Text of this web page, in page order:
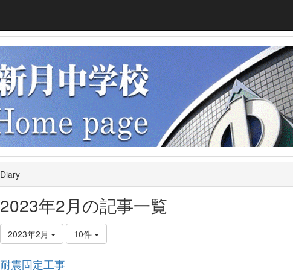
Diary
2023年2月の記事一覧
2023年2月 10件
耐震固定工事